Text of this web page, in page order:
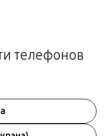
телефонов